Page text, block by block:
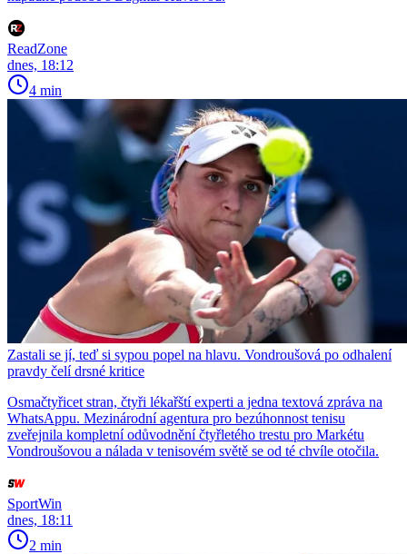
ReadZone
dnes, 18:12
4 min
Zastali se jí, teď si sypou popel na hlavu. Vondroušová po odhalení
pravdy čelí drsné kritice
Osmačtyřicet stran, čtyři lékařští experti a jedna textová zpráva na
WhatsAppu. Mezinárodní agentura pro bezúhonnost tenisu
zveřejnila kompletní odůvodnění čtyřletého trestu pro Markétu
Vondroušovou a nálada v tenisovém světě se od té chvíle otočila.
SportWin
dnes, 18:11
2 min